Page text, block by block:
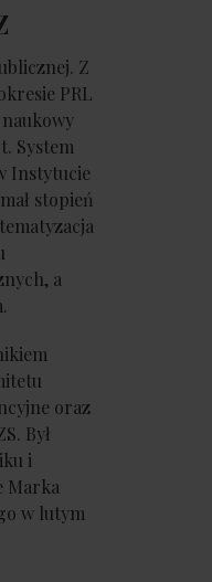
Z
PRL
System
Instytucie
stopień
a
oraz
Był
i
Marka
w lutym